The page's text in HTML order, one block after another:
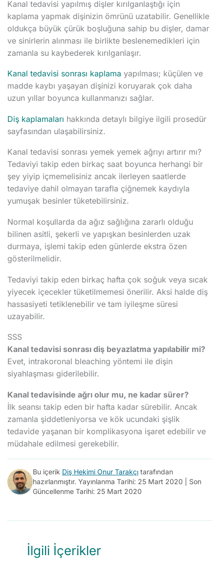
Kanal tedavisi yapılmış dişler kırılganlaştığı için
kaplama yapmak dişinizin ömrünü uzatabilir. Genellikle
oldukça büyük çürük boşluğuna sahip bu dişler, damar
ve sinirlerin alınması ile birlikte beslenemedikleri için
zamanla su kaybederek kırılganlaşır.
Kanal tedavisi sonrası kaplama yapılması; küçülen ve
madde kaybı yaşayan dişinizi koruyarak çok daha
uzun yıllar boyunca kullanmanızı sağlar.
Diş kaplamaları hakkında detaylı bilgiye ilgili prosedür
sayfasından ulaşabilirsiniz.
Kanal tedavisi sonrası yemek yemek ağrıyı artırır mı?
Tedaviyi takip eden birkaç saat boyunca herhangi bir
şey yiyip içmemelisiniz ancak ilerleyen saatlerde
tedaviye dahil olmayan tarafla çiğnemek kaydıyla
yumuşak besinler tüketebilirsiniz.
Normal koşullarda da ağız sağlığına zararlı olduğu
bilinen asitli, şekerli ve yapışkan besinlerden uzak
durmaya, işlemi takip eden günlerde ekstra özen
gösterilmelidir.
Tedaviyi takip eden birkaç hafta çok soğuk veya sıcak
yiyecek içecekler tüketilmemesi önerilir. Aksi halde diş
hassasiyeti tetiklenebilir ve tam iyileşme süresi
uzayabilir.
SSS
Kanal tedavisi sonrası diş beyazlatma yapılabilir mi?
Evet, intrakoronal bleaching yöntemi ile dişin
siyahlaşması giderilebilir.
Kanal tedavisinde ağrı olur mu, ne kadar sürer?
İlk seansı takip eden bir hafta kadar sürebilir. Ancak
zamanla şiddetleniyorsa ve kök ucundaki şişlik
tedavide yaşanan bir komplikasyona işaret edebilir ve
müdahale edilmesi gerekebilir.
Bu içerik Diş Hekimi Onur Tarakçı tarafından
hazırlanmıştır. Yayınlanma Tarihi: 25 Mart 2020 | Son
Güncellenme Tarihi: 25 Mart 2020
İlgili İçerikler